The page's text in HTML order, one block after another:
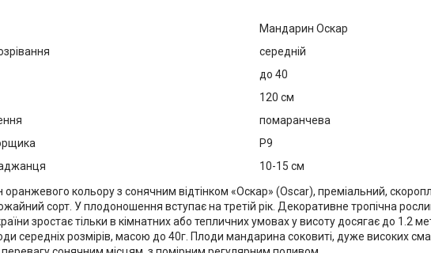
Мандарин Оскар
середній
до 40
120 см
помаранчева
Р9
10-15 см
кольору з сонячним відтінком «Оскар» (Oscar), преміальний,
сорт. У плодоношення вступає на третій рік. Декоративне тропічна
зростає тільки в кімнатних або тепличних умовах у висоту досягає до 1.2
середніх розмірів, масою до 40г. Плоди мандарина соковиті, дуже високих